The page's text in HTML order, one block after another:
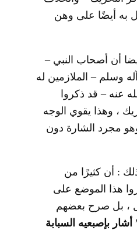
به أيضًا على وهن
أن أصحاب النبي –
وسلم – الملازمين له
عنه – قد ذكروا
، وهذا يقوي الوجه
مجرد الشارة دون
: أن كثيرًا من
هذا الموضع على
، بل صرح بعضهم
أشار بإصبعيه السبابة